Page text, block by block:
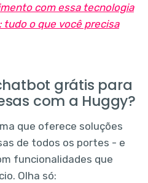
com essa tecnologia
tudo o que você precisa
grátis para
com a Huggy?
que oferece soluções
de todos os portes - e
funcionalidades que
Olha só: